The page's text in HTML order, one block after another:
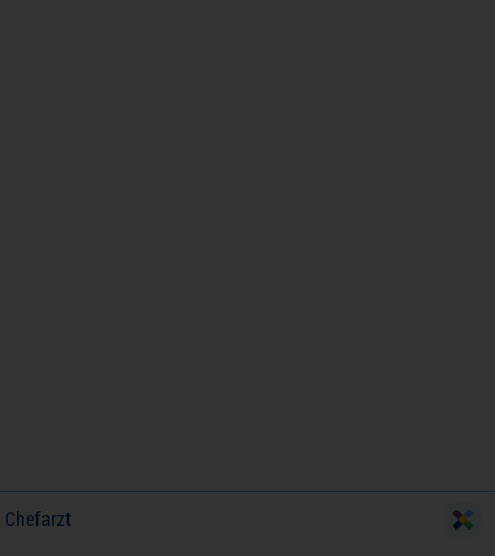
Chefarzt